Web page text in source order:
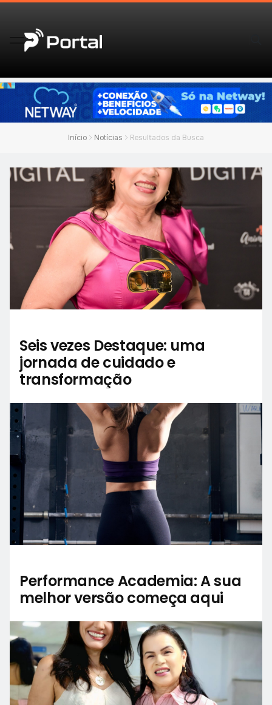
Início Notícias Resultados da Busca
Seis vezes Destaque: uma
jornada de cuidado e
transformação
Performance Academia: A sua
melhor versão começa aqui